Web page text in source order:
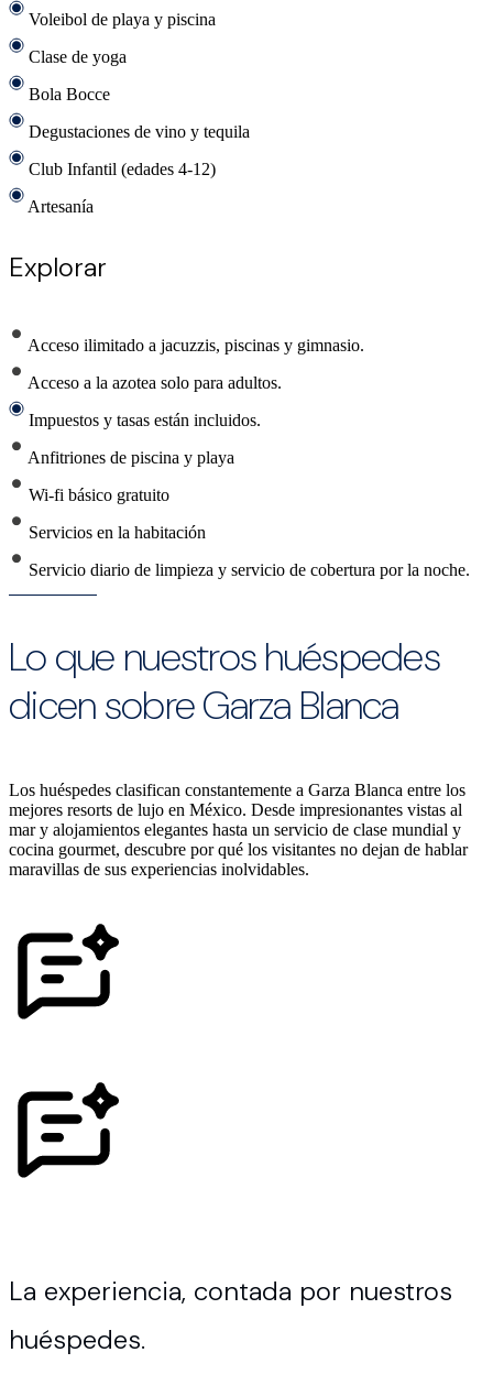
Voleibol de playa y piscina
Clase de yoga
Bola Bocce
Degustaciones de vino y tequila
Club Infantil (edades 4-12)
Artesanía
Explorar
Acceso ilimitado a jacuzzis, piscinas y gimnasio.
Acceso a la azotea solo para adultos.
Impuestos y tasas están incluidos.
Anfitriones de piscina y playa
Wi-fi básico gratuito
Servicios en la habitación
Servicio diario de limpieza y servicio de cobertura por la noche.
Lo que nuestros huéspedes
dicen sobre Garza Blanca
Los huéspedes clasifican constantemente a Garza Blanca entre los
mejores resorts de lujo en México. Desde impresionantes vistas al
mar y alojamientos elegantes hasta un servicio de clase mundial y
cocina gourmet, descubre por qué los visitantes no dejan de hablar
maravillas de sus experiencias inolvidables.
La experiencia, contada por nuestros
huéspedes.